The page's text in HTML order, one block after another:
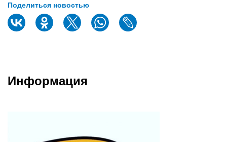
Поделиться новостью
Информация